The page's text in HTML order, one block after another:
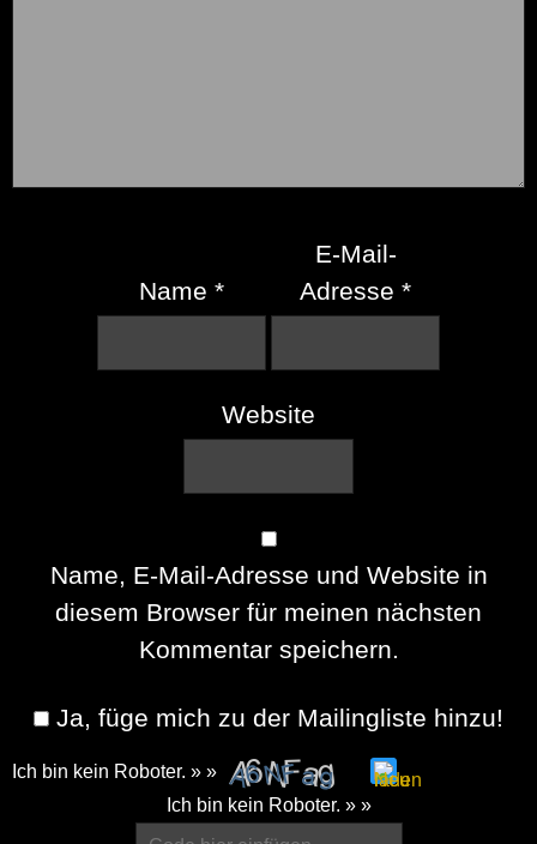
Name *
E-Mail-
Adresse*
Website
Name, E-Mail-Adresse und Website in
diesem Browser für meinen nächsten
Kommentar speichern.
Ja, füge mich zu der Mailingliste hinzu!
Ich bin kein Roboter. » »
Ich bin kein Roboter. » »